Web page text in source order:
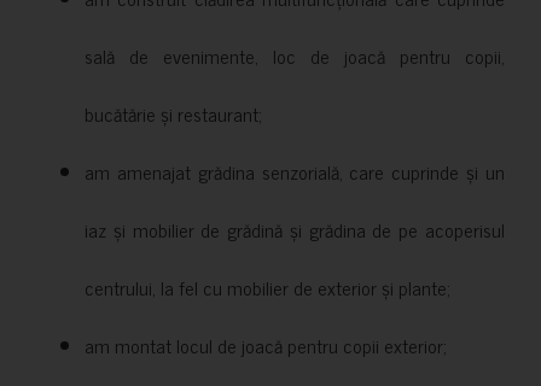
sală de evenimente, loc de joacă pentru copii,
bucătărie și restaurant;
am amenajat grădina senzorială, care cuprinde și un
iaz și mobilier de grădină și grădina de pe acoperisul
centrului, la fel cu mobilier de exterior și plante;
am montat locul de joacă pentru copii exterior;